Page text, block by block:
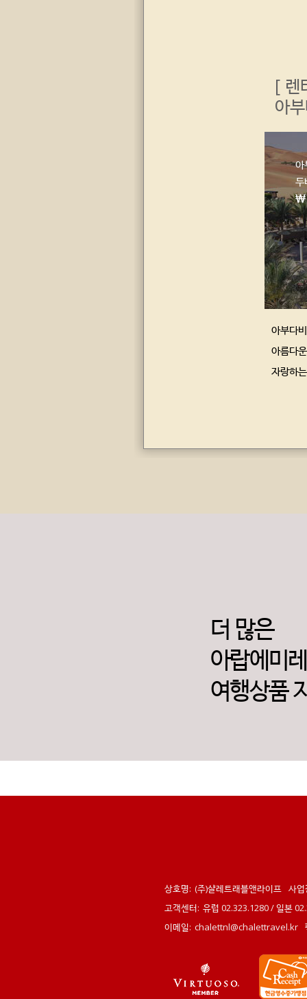
[ 렌
아
아
아부다
아름다
자랑하
더 많은
아랍에미
여행상품
상호명: (주)샬레트래블앤라이프 사
고객센터: 유럽 02.323.1280 / 일본
이메일: chalettnl@chalettravel.kr